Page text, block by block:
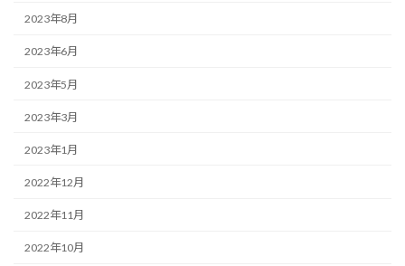
2023年8月
2023年6月
2023年5月
2023年3月
2023年1月
2022年12月
2022年11月
2022年10月